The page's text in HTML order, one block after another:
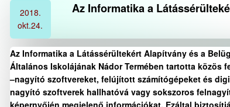
Az Informatika a
2018.
okt.24.
Az Informatika a Látássérültekért Alapítvány és a
Általános Iskolájának Nádor Termében tartotta közös
–nagyító szoftvereket, felújított számítógépeket és
nagyító szoftverek hallhatóvá vagy sokszoros
képernyőjén megjelenő információkat. Ezáltal